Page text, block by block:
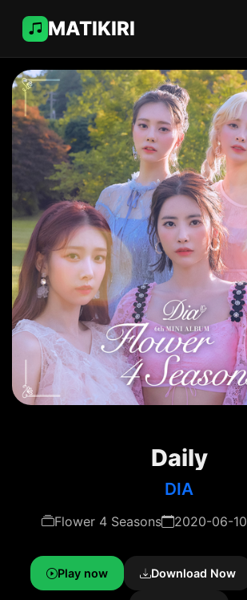
MATIKIRI
Daily
DIA
Flower 4 Seasons 2020-06-10
Play now Download Now